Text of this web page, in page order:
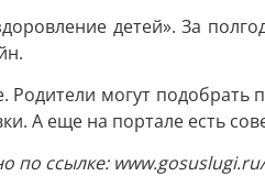
детей». За
Родители могут
А еще на портале есть
по ссылке: